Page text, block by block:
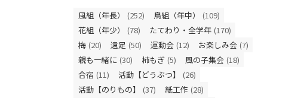
風組（年長） (252) 鳥組（年中）
(109)
花組（年少）
(78) たてわり・全学年 (170)
梅 (20) 遠足 (50) 運動会 (12) お楽しみ会 (7)
親も一緒に (30) 柿もぎ (5) 風の子集会 (18)
合宿 (11) 活動【どうぶつ】
(26)
活動【のりもの】
(37) 紙工作 (28)